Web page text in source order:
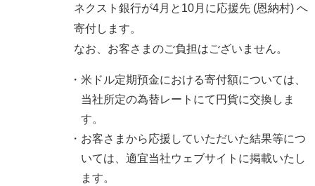
ネクスト銀行が4月と10月に応援先 (恩納村) へ
寄付します。
なお、お客さまのご負担はございません。
米ドル定期預金における寄付額については、
当社所定の為替レートにて円貨に交換しま
す。
お客さまから応援していただいた結果等につ
いては、適宜当社ウェブサイトに掲載いたし
ます。